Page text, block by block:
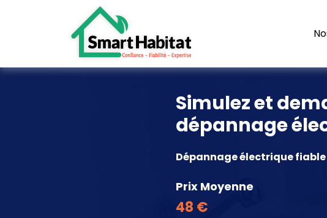
Simulez et
dépannage
Dépannage électrique
Prix Moyenne
48 €